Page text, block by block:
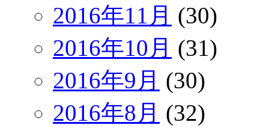
2016年11月 (30)
2016年10月 (31)
2016年9月 (30)
2016年8月 (32)